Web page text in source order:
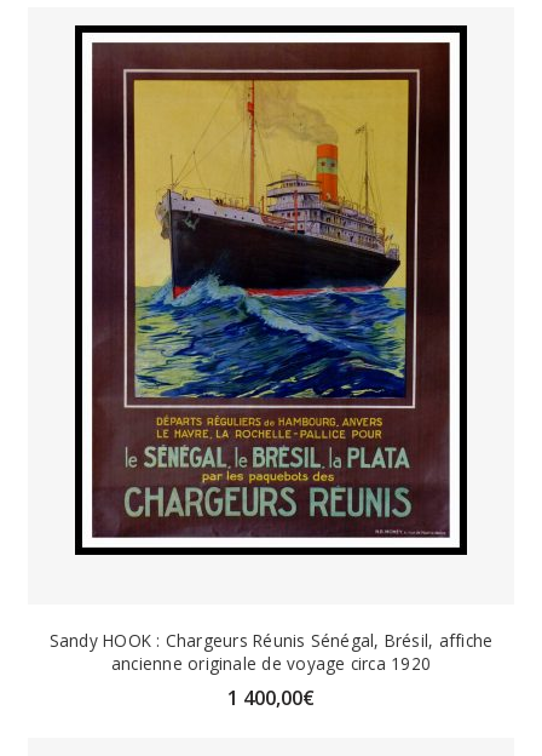
Sandy HOOK : Chargeurs Réunis Sénégal, Brésil, affiche
ancienne originale de voyage circa 1920
1 400,00€